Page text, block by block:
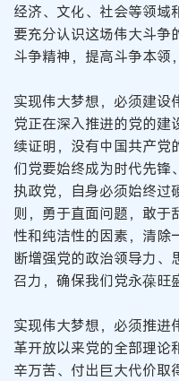
经济、文化、社会等领域
要充分认识这场伟大斗争
斗争精神，提高斗争本领
实现伟大梦想，必须建设
党正在深入推进的党的建
续证明，没有中国共产党
们党要始终成为时代先锋
执政党，自身必须始终过
则，勇于直面问题，敢于
性和纯洁性的因素，清除
断增强党的政治领导力、
召力，确保我们党永葆旺
实现伟大梦想，必须推进
革开放以来党的全部理论
辛万苦、付出巨大代价取